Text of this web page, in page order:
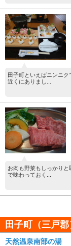
田子町といえばニンニ
近くにありまし...
お肉も野菜もしっかり
で味わっておく...
田子町（三戸
天然温泉南部の湯